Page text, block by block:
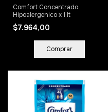
Comfort Concentrado
Hipoalergenico x 1 lt
$7.964,00